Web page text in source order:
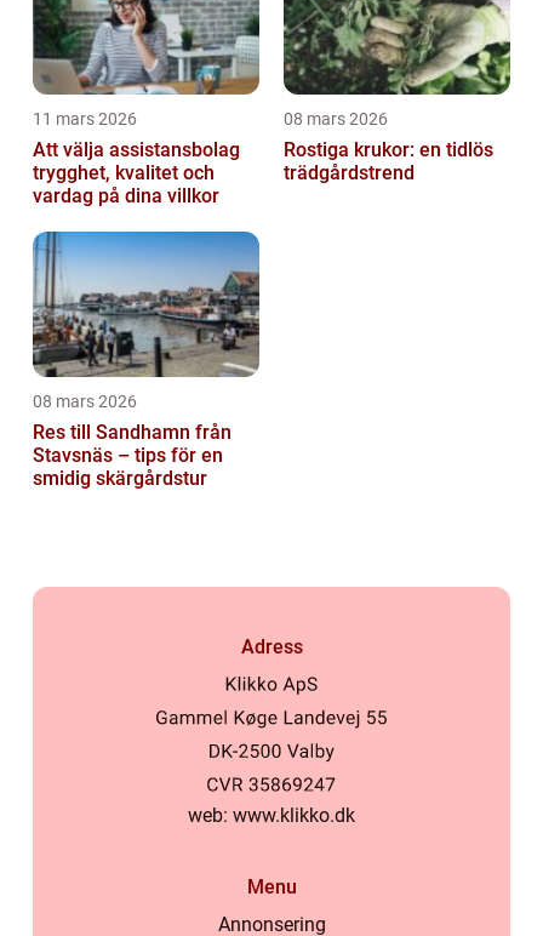
11 mars 2026
Att välja assistansbolag
trygghet, kvalitet och
vardag på dina villkor
08 mars 2026
Rostiga krukor: en tidlös
trädgårdstrend
08 mars 2026
Res till Sandhamn från
Stavsnäs – tips för en
smidig skärgårdstur
Adress
web: www.klikko.dk
Menu
Annonsering